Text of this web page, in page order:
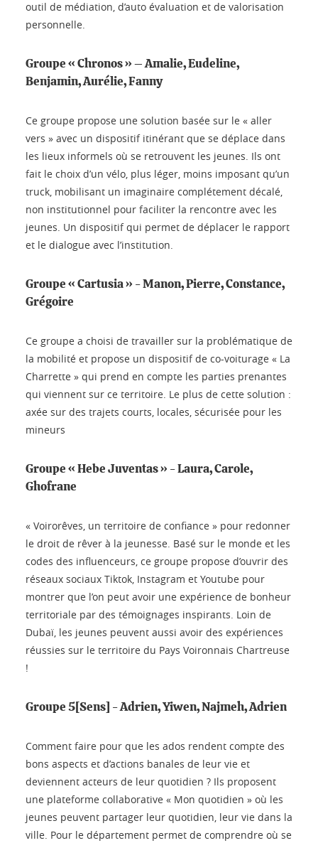
outil de médiation, d’auto évaluation et de valorisation
personnelle.
Groupe « Chronos » – Amalie, Eudeline,
Benjamin, Aurélie, Fanny
Ce groupe propose une solution basée sur le « aller
vers » avec un dispositif itinérant que se déplace dans
les lieux informels où se retrouvent les jeunes. Ils ont
fait le choix d’un vélo, plus léger, moins imposant qu’un
truck, mobilisant un imaginaire complétement décalé,
non institutionnel pour faciliter la rencontre avec les
jeunes. Un dispositif qui permet de déplacer le rapport
et le dialogue avec l’institution.
Groupe « Cartusia » - Manon, Pierre, Constance,
Grégoire
Ce groupe a choisi de travailler sur la problématique de
la mobilité et propose un dispositif de co-voiturage « La
Charrette » qui prend en compte les parties prenantes
qui viennent sur ce territoire. Le plus de cette solution :
axée sur des trajets courts, locales, sécurisée pour les
mineurs
Groupe « Hebe Juventas » - Laura, Carole,
Ghofrane
« Voirorêves, un territoire de confiance » pour redonner
le droit de rêver à la jeunesse. Basé sur le monde et les
codes des influenceurs, ce groupe propose d’ouvrir des
réseaux sociaux Tiktok, Instagram et Youtube pour
montrer que l’on peut avoir une expérience de bonheur
territoriale par des témoignages inspirants. Loin de
Dubaï, les jeunes peuvent aussi avoir des expériences
réussies sur le territoire du Pays Voironnais Chartreuse
!
Groupe 5[Sens] - Adrien, Yiwen, Najmeh, Adrien
Comment faire pour que les ados rendent compte des
bons aspects et d’actions banales de leur vie et
deviennent acteurs de leur quotidien ? Ils proposent
une plateforme collaborative « Mon quotidien » où les
jeunes peuvent partager leur quotidien, leur vie dans la
ville. Pour le département permet de comprendre où se